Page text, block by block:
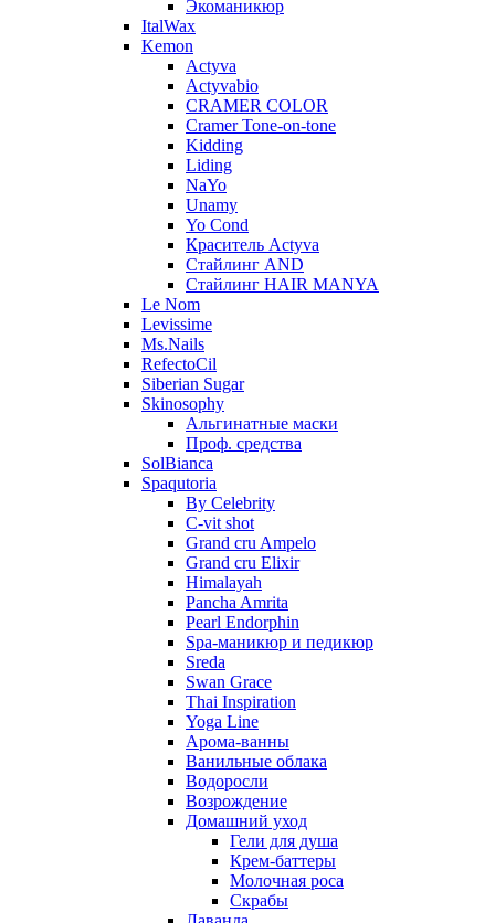
Экоманикюр
ItalWax
Kemon
Actyva
Actyvabio
CRAMER COLOR
Cramer Tone-on-tone
Kidding
Liding
NaYo
Unamy
Yo Cond
Краситель Actyva
Стайлинг AND
Стайлинг HAIR MANYA
Le Nom
Levissime
Ms.Nails
RefectoCil
Siberian Sugar
Skinosophy
Альгинатные маски
Проф. средства
SolBianca
Spaqutoria
By Celebrity
C-vit shot
Grand cru Ampelo
Grand сru Elixir
Himalayah
Pancha Amrita
Pearl Endorphin
Spa-маникюр и педикюр
Sreda
Swan Grace
Thai Inspiration
Yoga Line
Арома-ванны
Ванильные облака
Водоросли
Возрождение
Домашний уход
Гели для душа
Крем-баттеры
Молочная роса
Скрабы